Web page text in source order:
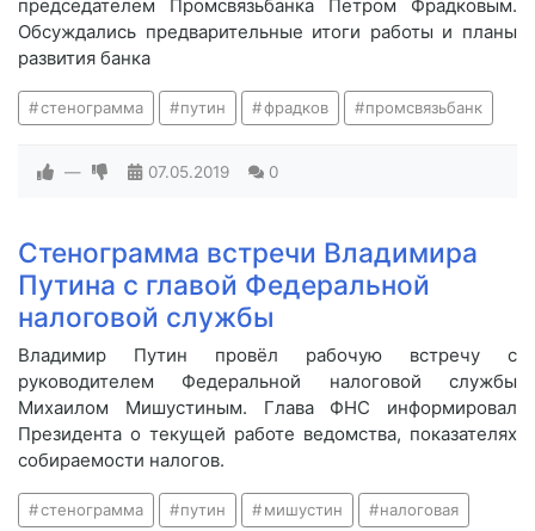
председателем Промсвязьбанка Петром Фрадковым.
Обсуждались предварительные итоги работы и планы
развития банка
стенограмма путин фрадков промсвязьбанк
— 07.05.2019 0
Стенограмма встречи Владимира
Путина с главой Федеральной
налоговой службы
Владимир Путин провёл рабочую встречу с
руководителем Федеральной налоговой службы
Михаилом Мишустиным. Глава ФНС информировал
Президента о текущей работе ведомства, показателях
собираемости налогов.
стенограмма путин мишустин налоговая